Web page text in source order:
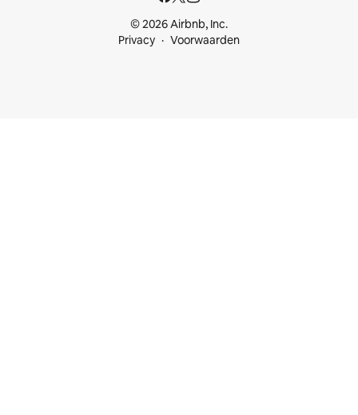
© 2026 Airbnb, Inc.
Privacy
Voorwaarden